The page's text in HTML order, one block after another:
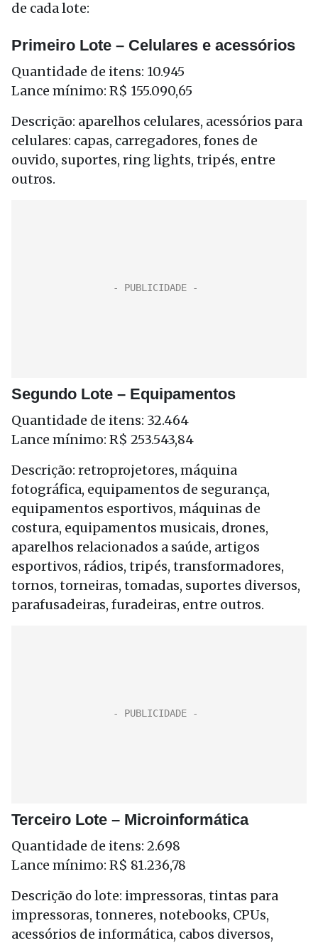
de cada lote:
Primeiro Lote – Celulares e acessórios
Quantidade de itens: 10.945
Lance mínimo: R$ 155.090,65
Descrição: aparelhos celulares, acessórios para
celulares: capas, carregadores, fones de
ouvido, suportes, ring lights, tripés, entre
outros.
Segundo Lote – Equipamentos
Quantidade de itens: 32.464
Lance mínimo: R$ 253.543,84
Descrição: retroprojetores, máquina
fotográfica, equipamentos de segurança,
equipamentos esportivos, máquinas de
costura, equipamentos musicais, drones,
aparelhos relacionados a saúde, artigos
esportivos, rádios, tripés, transformadores,
tornos, torneiras, tomadas, suportes diversos,
parafusadeiras, furadeiras, entre outros.
Terceiro Lote – Microinformática
Quantidade de itens: 2.698
Lance mínimo: R$ 81.236,78
Descrição do lote: impressoras, tintas para
impressoras, tonneres, notebooks, CPUs,
acessórios de informática, cabos diversos,